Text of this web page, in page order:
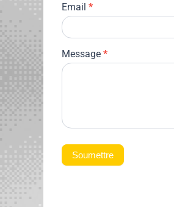
a
c
Email *
Mes­sage *
Soumettre